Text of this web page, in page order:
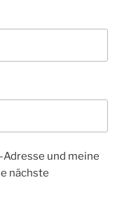
und meine
nächste